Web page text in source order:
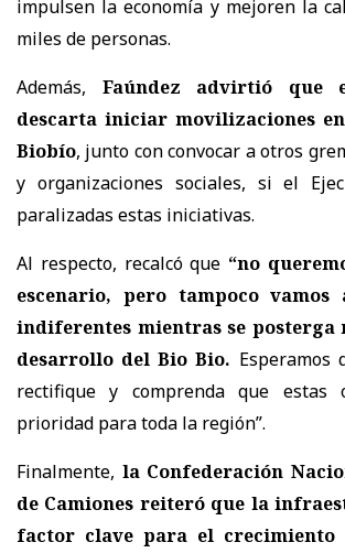
impulsen la economía y mejoren la
miles de personas.
Además, Faúndez advirtió que
descarta iniciar movilizaciones
Biobío, junto con convocar aotros
y organizaciones sociales, si el
paralizadas estas iniciativas.
Al respecto, recalcó que “no
escenario, pero tampoco vamos
indiferentes mientras se posterga
desarrollo del Bio Bio. Esperamos
rectifique y comprenda que estas
prioridad para toda la región”.
Finalmente, la Confederación
de Camiones reiteró que la
factor clave para el crecimiento